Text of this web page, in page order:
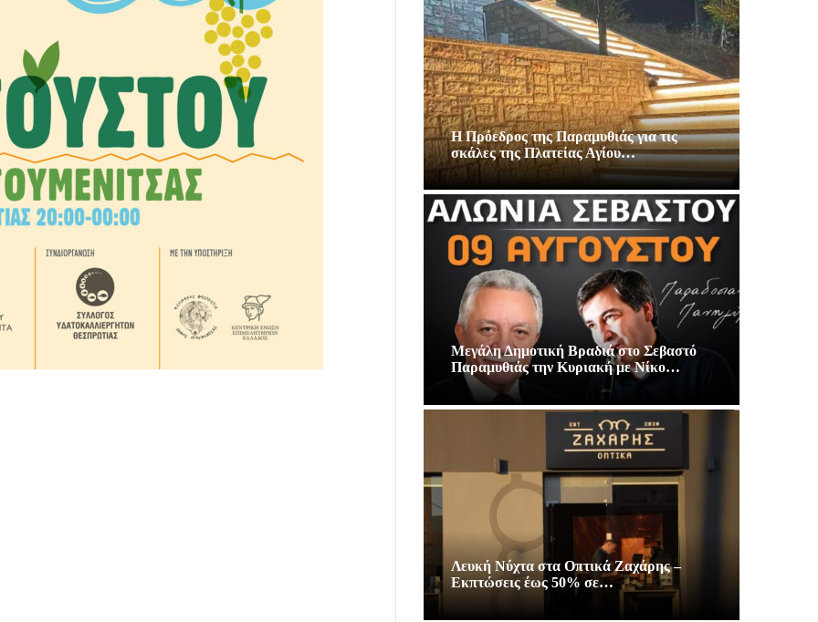
Η Πρόεδρος της Παραμυθιάς για τις
σκάλες της Πλατείας Αγίου…
Μεγάλη Δημοτική Βραδιά στο Σεβαστό
Παραμυθιάς την Κυριακή με Νίκο…
Λευκή Νύχτα στα Οπτικά Ζαχάρης –
Εκπτώσεις έως 50% σε…